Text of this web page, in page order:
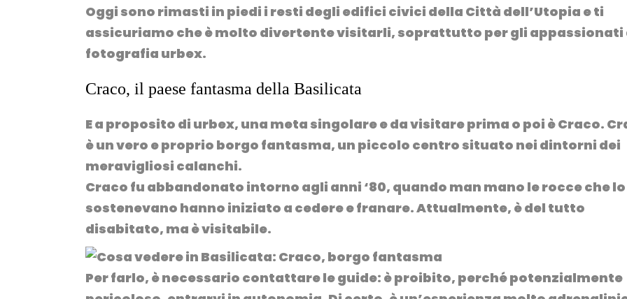
Oggi sono rimasti in piedi i resti degli edifici civici della Città dell’Utopia e ti
assicuriamo che è molto divertente visitarli, soprattutto per gli appassionati
fotografia urbex.
Craco, il paese fantasma della Basilicata
E a proposito di urbex, una meta singolare e da visitare prima o poi èCraco.
è un vero e proprio borgo fantasma, un piccolo centro situato nei dintorni dei
meravigliosi calanchi.
Craco fu abbandonato intorno agli anni ‘80, quando man mano le rocce che lo
sostenevano hanno iniziato a cedere e franare. Attualmente, è del tutto
disabitato, ma èvisitabile.
Per farlo, è necessario contattare le guide: è proibito, perché potenzialmente